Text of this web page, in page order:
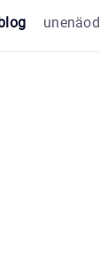
unenäod